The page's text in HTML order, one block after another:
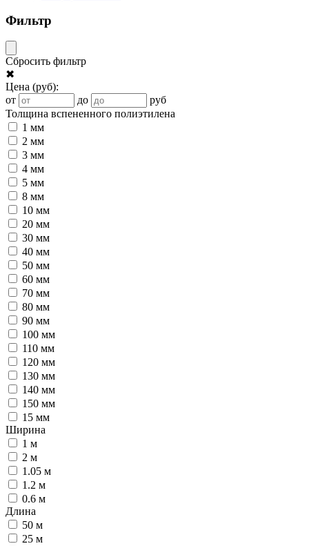
Фильтр
Сбросить фильтр
✖
Цена (руб):
от
до
руб
Толщина вспененного полиэтилена
1 мм
2 мм
3 мм
4 мм
5 мм
8 мм
10 мм
20 мм
30 мм
40 мм
50 мм
60 мм
70 мм
80 мм
90 мм
100 мм
110 мм
120 мм
130 мм
140 мм
150 мм
15 мм
Ширина
1 м
2 м
1.05 м
1.2 м
0.6 м
Длина
50 м
25 м